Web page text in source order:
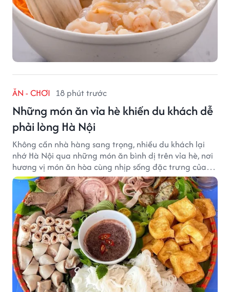
ĂN - CHƠI 18 phút trước
Những món ăn vỉa hè khiến du khách dễ
phải lòng Hà Nội
Không cần nhà hàng sang trọng, nhiều du khách lại
nhớ Hà Nội qua những món ăn bình dị trên vỉa hè, nơi
hương vị món ăn hòa cùng nhịp sống đặc trưng của
phố phường.